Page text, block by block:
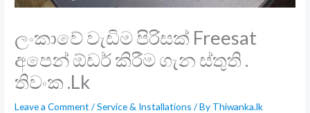
ලංකාවේ වැඩිම පිරිසක් Freesat
අපෙන් ඕඩර් කිරීම ගැන ස්තුති .
තිවංක .Lk
Leave a Comment /Service & Installations / By Thiwanka.lk